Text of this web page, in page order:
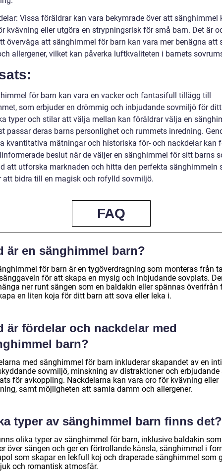
Vissa föräldrar kan vara bekymrade över att sänghimmel
kvävning eller utgöra en strypningsrisk för små barn. Det är
överväga att sänghimmel för barn kan vara mer benägna att
allergener, vilket kan påverka luftkvaliteten i barnets
för barn kan vara en vacker och fantasifull tillägg till
som erbjuder en drömmig och inbjudande sovmiljö för
typer och stilar att välja mellan kan föräldrar välja en
passar deras barns personlighet och rummets inredning.
kvantitativa mätningar och historiska för- och nackdelar kan
beslut när de väljer en sänghimmel för sitt barns
att utforska marknaden och hitta den perfekta sänghimmeln
att bidra till en magisk och rofylld sovmiljö.
FAQ
är en sänghimmel barn?
för barn är en tygöverdragning som monteras från
för att skapa en mysig och inbjudande sovplats.
ner runt sängen som en baldakin eller spännas överifrån
en liten koja för ditt barn att sova eller leka i.
är fördelar och nackdelar med
barn?
med sänghimmel för barn inkluderar skapandet av en
sovmiljö, minskning av distraktioner och erbjudande
för avkoppling. Nackdelarna kan vara oro för kvävning eller
samt möjligheten att samla damm och allergener.
typer av sänghimmel barn finns det?
olika typer av sänghimmel för barn, inklusive baldakin som
över sängen och ger en förtrollande känsla, sänghimmel i
som skapar en lekfull koj och draperade sänghimmel som
och romantisk atmosfär.